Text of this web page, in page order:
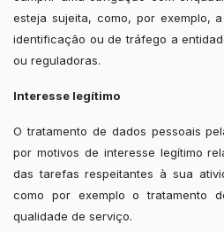
esteja sujeita, como, por exemplo,
identificação ou de tráfego a
ou reguladoras.
Interesse legítimo
O tratamento de dados pessoais
por motivos de interesse legítimo
das tarefas respeitantes à sua
como por exemplo o tratamento
qualidade de serviço.